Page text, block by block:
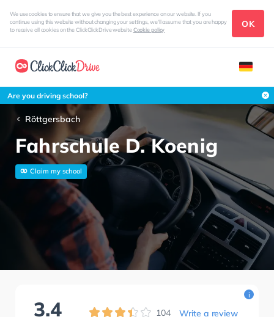
We use cookies to ensure that we give you the best experience on our website. If you
continue using this website without changing your settings, we'll assume that you are happy
to receive all cookies on the ClickClickDrive websiteCookie policy
OK
Are you driving school?
Röttgersbach
Fahrschule D. Koenig
Claim my school
3.4 104 Write a review
i